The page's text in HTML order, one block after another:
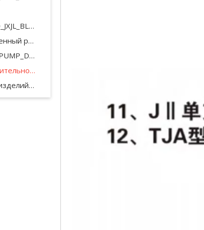
XWD_BWY_JXJW_XLD_JXJL_BLY_BYY_XWED_BWEY
Замените промышленный редуктор серии SEW_M_MC_.
Gear_transfer_case_PUMP_DRIVE
Редукционное смесительное оборудование
Замена российских изделий КПП